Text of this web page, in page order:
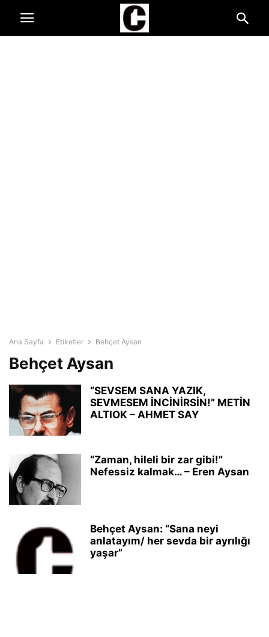
Ana Sayfa Etiketler Behçet Aysan
Behçet Aysan
“SEVSEM SANA YAZIK,
SEVMESEM İNCİNİRSİN!” METİN
ALTIOK – AHMET SAY
“Zaman, hileli bir zar gibi!”
Nefessiz kalmak… – Eren Aysan
Behçet Aysan: “Sana neyi
anlatayım/ her sevda bir ayrılığı
yaşar”